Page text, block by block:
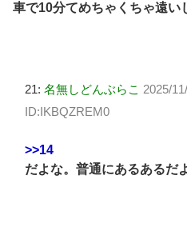
車で10分てめちゃくちゃ遠い
21: 名無しどんぶらこ 2025/
ID:IKBQZREM0
>>14
だよな。普通にあるあるだ